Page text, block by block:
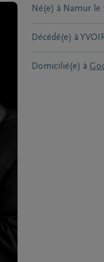
Né(e) à Namur le
Décédé(e) à
Domicilié(e) à